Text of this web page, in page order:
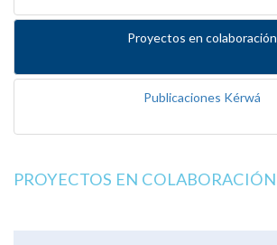
Proyectos en colaboración
Publicaciones Kérwá
PROYECTOS EN COLABORACIÓN